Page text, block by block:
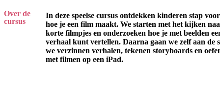
Over de
cursus
In deze speelse cursus ontdekken kinderen stap
hoe je een film maakt. We starten met het kijken
korte filmpjes en onderzoeken hoe je met beelden
verhaal kunt vertellen. Daarna gaan we zelf aan de
we verzinnen verhalen, tekenen storyboards en
met filmen op een iPad.